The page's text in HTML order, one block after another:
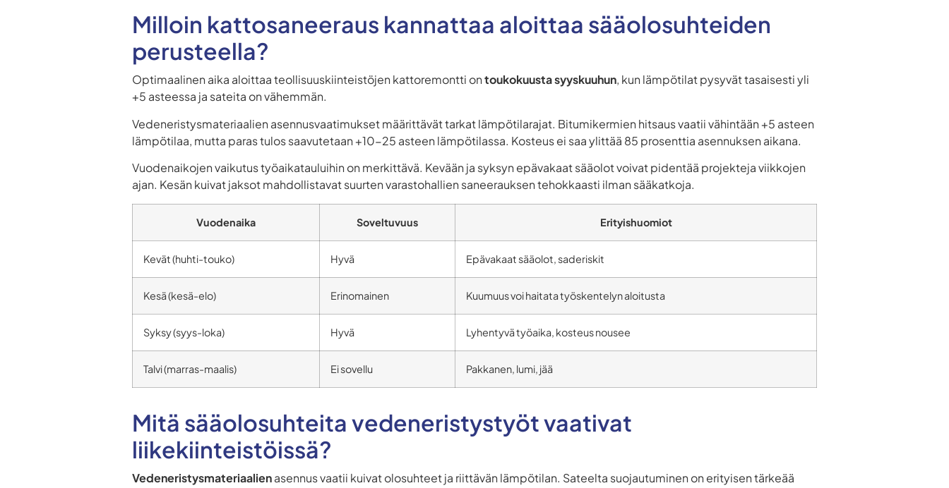
Milloin kattosaneeraus kannattaa aloittaa sääolosuhteiden
perusteella?
Optimaalinen aika aloittaa teollisuuskiinteistöjen kattoremontti ontoukokuusta syyskuuhun, kun lämpötilat pysyvät tasaisesti yli
+5 asteessa ja sateita on vähemmän.
Vedeneristysmateriaalien asennusvaatimukset määrittävät tarkat lämpötilarajat. Bitumikermien hitsaus vaatii vähintään +5 asteen
lämpötilaa, mutta paras tulos saavutetaan +10-25 asteen lämpötilassa. Kosteus ei saa ylittää 85 prosenttia asennuksen aikana.
Vuodenaikojen vaikutus työaikatauluihin on merkittävä. Kevään ja syksyn epävakaat sääolot voivat pidentää projekteja viikkojen
ajan. Kesän kuivat jaksot mahdollistavat suurten varastohallien saneerauksen tehokkaasti ilman sääkatkoja.
Vuodenaika Soveltuvuus Erityishuomiot
Kevät (huhti-touko) Hyvä Epävakaat sääolot, saderiskit
Kesä (kesä-elo) Erinomainen Kuumuus voi haitata työskentelyn aloitusta
Syksy (syys-loka) Hyvä Lyhentyvä työaika, kosteus nousee
Talvi (marras-maalis) Ei sovellu Pakkanen, lumi, jää
Mitä sääolosuhteita vedeneristystyöt vaativat
liikekiinteistöissä?
Vedeneristysmateriaalienasennus vaatii kuivat olosuhteet ja riittävän lämpötilan. Sateelta suojautuminen on erityisen tärkeää